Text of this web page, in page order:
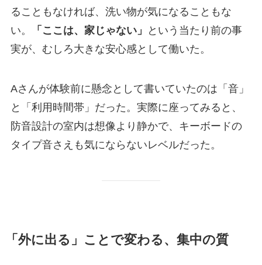
ることもなければ、洗い物が気になることもな
い。
「ここは、家じゃない」
という当たり前の事
実が、むしろ大きな安心感として働いた。
Aさんが体験前に懸念として書いていたのは「音」
と「利用時間帯」だった。実際に座ってみると、
防音設計の室内は想像より静かで、キーボードの
タイプ音さえも気にならないレベルだった。
「外に出る」ことで変わる、集中の質